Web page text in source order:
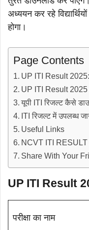
अध्ययन कर रहे
होगा।
Page Contents
UP ITI Result
UP ITI Result
यूपी ITI रिजल्ट कैसे
ITI रिजल्ट में उपलब्ध
Useful Links
NCVT ITI
Share With Your
UP ITI Result
परीक्षा का नाम